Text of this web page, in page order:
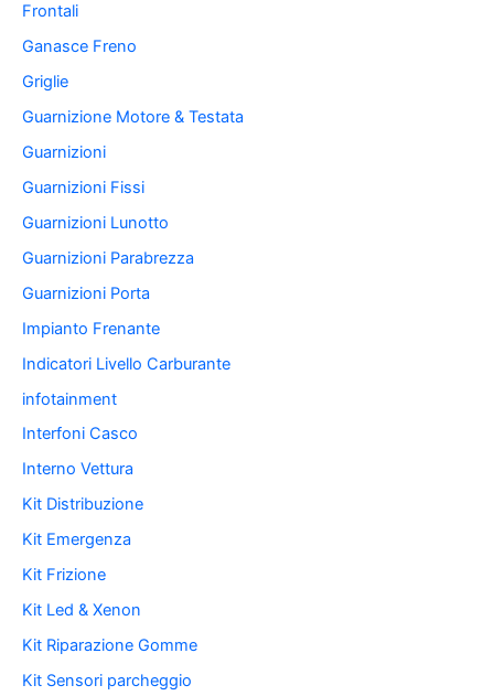
Frontali
Ganasce Freno
Griglie
Guarnizione Motore & Testata
Guarnizioni
Guarnizioni Fissi
Guarnizioni Lunotto
Guarnizioni Parabrezza
Guarnizioni Porta
Impianto Frenante
Indicatori Livello Carburante
infotainment
Interfoni Casco
Interno Vettura
Kit Distribuzione
Kit Emergenza
Kit Frizione
Kit Led & Xenon
Kit Riparazione Gomme
Kit Sensori parcheggio